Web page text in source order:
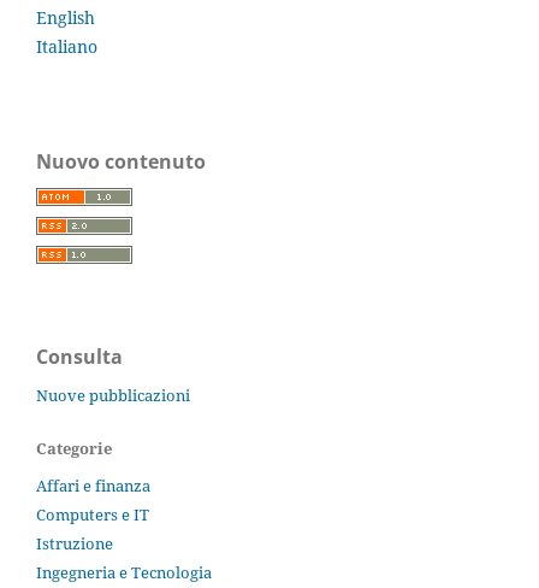
English
Italiano
Nuovo contenuto
Consulta
Nuove pubblicazioni
Categorie
Affari e finanza
Computers e IT
Istruzione
Ingegneria e Tecnologia